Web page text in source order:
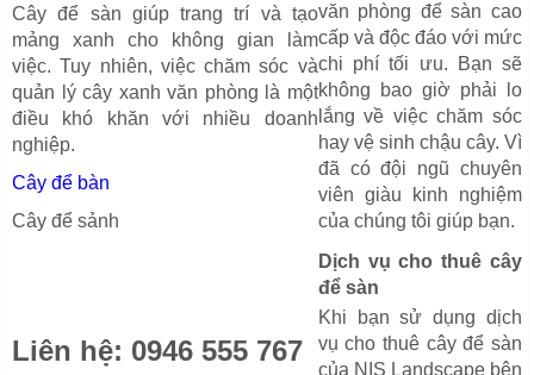
Cây để sàn giúp trang trí và tạo
mảng xanh cho không gian làm
việc. Tuy nhiên, việc chăm sóc và
quản lý cây xanh văn phòng là một
điều khó khăn với nhiều doanh
nghiệp.
Cây để bàn
Cây để sảnh
Liên hệ: 0946 555 767
văn phòng để sàn cao
cấp và độc đáo với mức
chi phí tối ưu. Bạn sẽ
không bao giờ phải lo
lắng về việc chăm sóc
hay vệ sinh chậu cây. Vì
đã có đội ngũ chuyên
viên giàu kinh nghiệm
của chúng tôi giúp bạn.
Dịch vụ cho thuê cây
để sàn
Khi bạn sử dụng dịch
vụ cho thuê cây để sàn
của NIS Landscape bên